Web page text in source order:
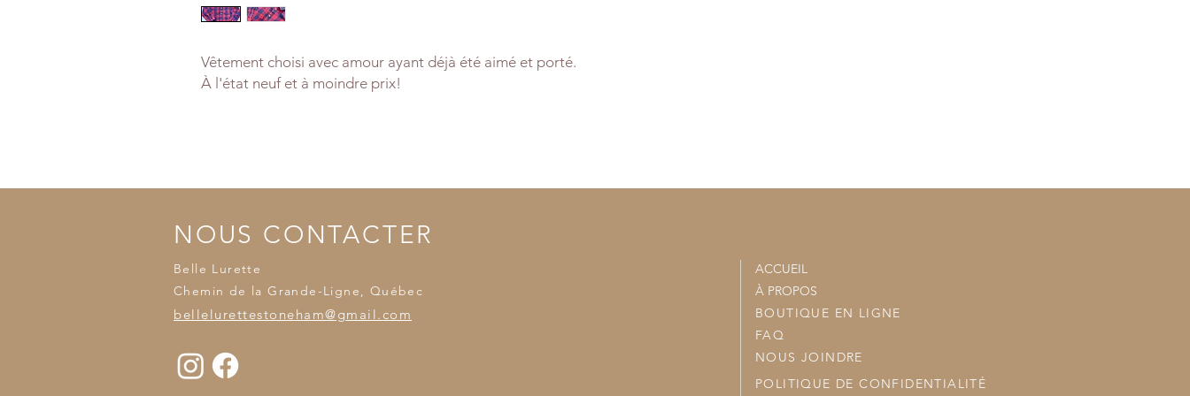
Vêtement choisi avec amour ayant déjà été aimé et porté.
À l'état neuf et à moindre prix!
NOUS CONTACTER
Belle Lurette
Chemin de la Grande-Ligne, Québec
bellelurettestoneham@gmail.com
ACCUEIL
À PROPOS
BOUTIQUE EN LIGNE
FAQ
NOUS JOINDRE
POLITIQUE DE CONFIDENTIALITÉ